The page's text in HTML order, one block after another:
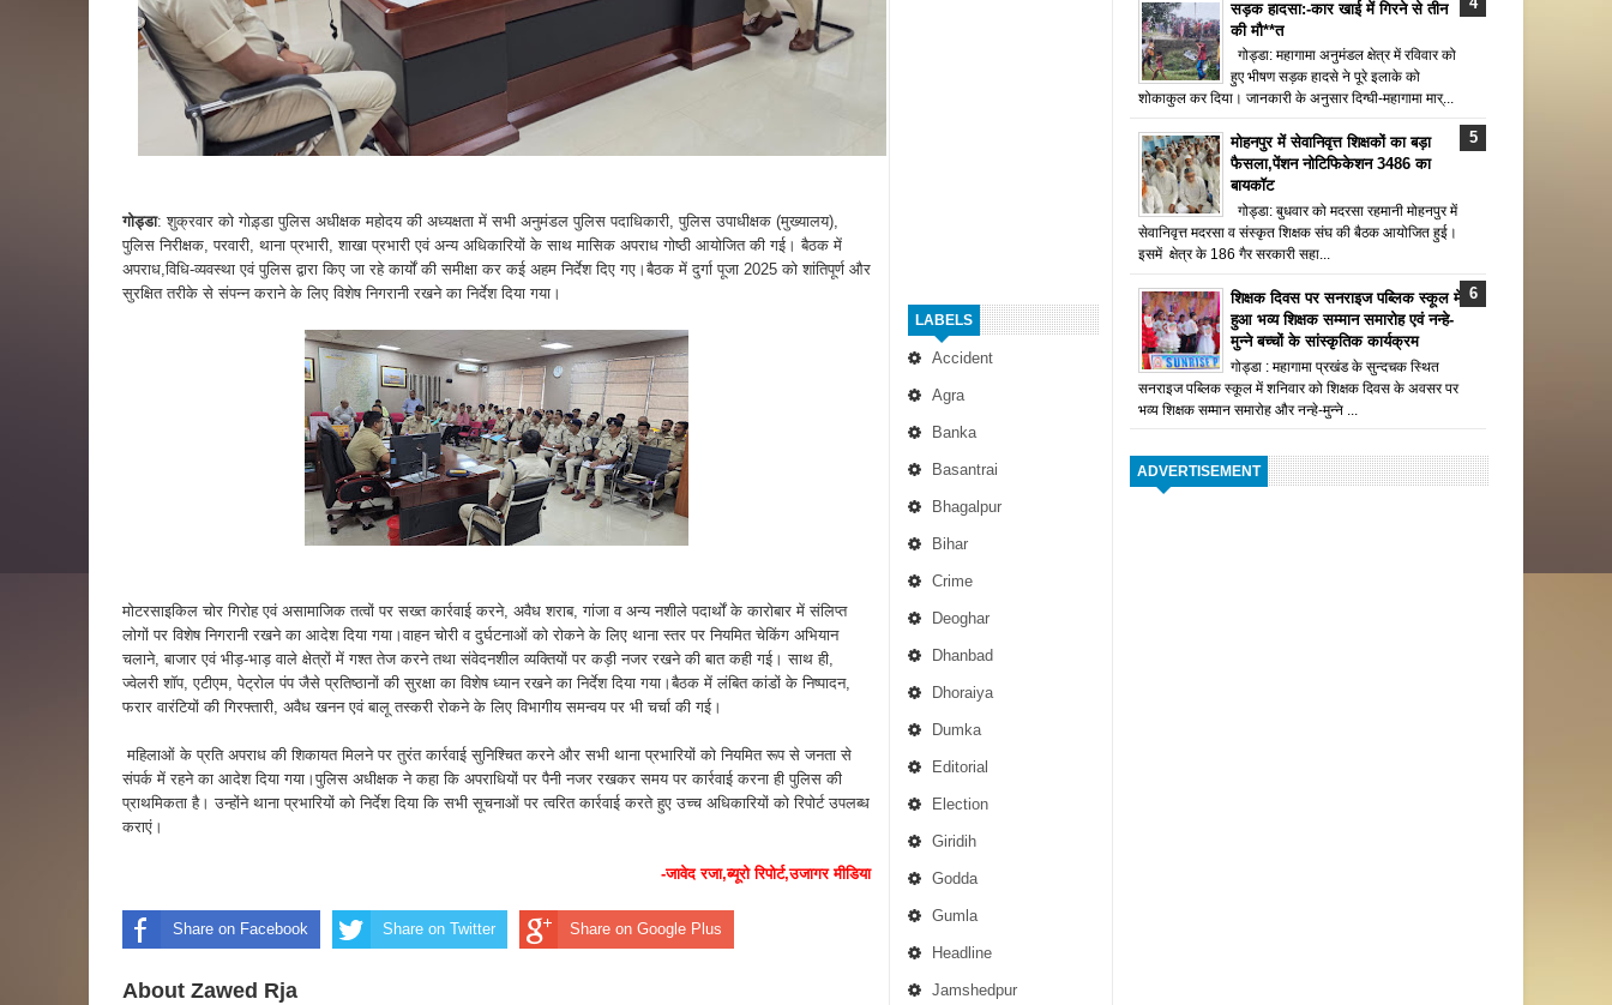
LABELS
Accident
Agra
Banka
Basantrai
Bhagalpur
Bihar
Crime
Deoghar
Dhanbad
Dhoraiya
Dumka
Editorial
Election
Giridih
Godda
Gumla
Headline
Jamshedpur
गोड्डा: शुक्रवार को गोड़्डा पुलिस अधीक्षक महोदय की अध्यक्षता में सभी अनुमंडल पुलिस पदाधिकारी, पुलिस उपाधीक्षक (मुख्यालय),
पुलिस निरीक्षक, परवारी, थाना प्रभारी, शाखा प्रभारी एवं अन्य अधिकारियों के साथ मासिक अपराध गोष्ठी आयोजित की गई। बैठक में
अपराध,विधि-व्यवस्था एवं पुलिस द्वारा किए जा रहे कार्यों की समीक्षा कर कई अहम निर्देश दिए गए।बैठक में दुर्गा पूजा 2025 को शांतिपूर्ण और
सुरक्षित तरीके से संपन्न कराने के लिए विशेष निगरानी रखने का निर्देश दिया गया।
मोटरसाइकिल चोर गिरोह एवं असामाजिक तत्वों पर सख्त कार्रवाई करने, अवैध शराब, गांजा व अन्य नशीले पदार्थों के कारोबार में संलिप्त
लोगों पर विशेष निगरानी रखने का आदेश दिया गया।वाहन चोरी व दुर्घटनाओं को रोकने के लिए थाना स्तर पर नियमित चेकिंग अभियान
चलाने, बाजार एवं भीड़-भाड़ वाले क्षेत्रों में गश्त तेज करने तथा संवेदनशील व्यक्तियों पर कड़ी नजर रखने की बात कही गई। साथ ही,
ज्वेलरी शॉप, एटीएम, पेट्रोल पंप जैसे प्रतिष्ठानों की सुरक्षा का विशेष ध्यान रखने का निर्देश दिया गया।बैठक में लंबित कांडों के निष्पादन,
फरार वारंटियों की गिरफ्तारी, अवैध खनन एवं बालू तस्करी रोकने के लिए विभागीय समन्वय पर भी चर्चा की गई।
महिलाओं के प्रति अपराध की शिकायत मिलने पर तुरंत कार्रवाई सुनिश्चित करने और सभी थाना प्रभारियों को नियमित रूप से जनता से
संपर्क में रहने का आदेश दिया गया।पुलिस अधीक्षक ने कहा कि अपराधियों पर पैनी नजर रखकर समय पर कार्रवाई करना ही पुलिस की
प्राथमिकता है। उन्होंने थाना प्रभारियों को निर्देश दिया कि सभी सूचनाओं पर त्वरित कार्रवाई करते हुए उच्च अधिकारियों को रिपोर्ट उपलब्ध
कराएं।
-जावेद रजा,ब्यूरो रिपोर्ट,उजागर मीडिया
Share on Facebook Share on Twitter Share on Google Plus
About Zawed Rja
सड़क हादसा:-कार खाई में गिरने से तीन
की मौ**त
गोड्डा: महागामा अनुमंडल क्षेत्र में रविवार को
हुए भीषण सड़क हादसे ने पूरे इलाके को
शोकाकुल कर दिया। जानकारी के अनुसार दिग्घी-महागामा मार्...
मोहनपुर में सेवानिवृत्त शिक्षकों का बड़ा
फैसला,पेंशन नोटिफिकेशन 3486 का
बायकॉट
गोड्डा: बुधवार को मदरसा रहमानी मोहनपुर में
सेवानिवृत्त मदरसा व संस्कृत शिक्षक संघ की बैठक आयोजित हुई।
इसमें क्षेत्र के 186 गैर सरकारी सहा...
शिक्षक दिवस पर सनराइज पब्लिक स्कूल में
हुआ भव्य शिक्षक सम्मान समारोह एवं नन्हे-
मुन्ने बच्चों के सांस्कृतिक कार्यक्रम
गोड्डा : महागामा प्रखंड के सुन्दचक स्थित
सनराइज पब्लिक स्कूल में शनिवार को शिक्षक दिवस के अवसर पर
भव्य शिक्षक सम्मान समारोह और नन्हे-मुन्ने ...
ADVERTISEMENT